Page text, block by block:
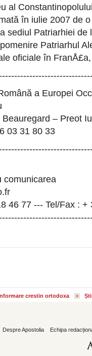
al
în iulie 2007 de
sediul Patriarhiei de
Patriarhul
oficiale în
a Europei
– Preot
03 31 80 33
comunicarea
46 77 --- Tel/Fax : +
crestin ortodoxa
Despre Apostolia Echipa